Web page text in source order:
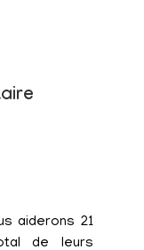
aiderons 21
de leurs